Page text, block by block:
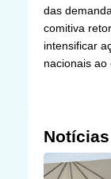
das
comitiva
intensificar
nacionais ao